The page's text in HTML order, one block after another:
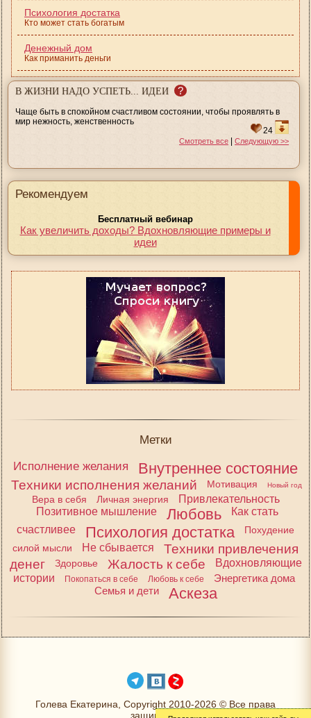
Психология достатка
Кто может стать богатым
Денежный дом
Как приманить деньги
В ЖИЗНИ НАДО УСПЕТЬ... ИДЕИ ?
Чаще быть в спокойном счастливом состоянии, чтобы проявлять в
мир нежность, женственность
24
Смотреть все | Следующую >>
Рекомендуем
Бесплатный вебинар
Как увеличить доходы? Вдохновляющие примеры и
идеи
Метки
Исполнение желания
Внутреннее состояние
Техники исполнения желаний Мотивация Новый год
Вера в себя Личная энергия
Привлекательность
Позитивное мышление
Любовь
Как стать
счастливее
Психология достатка
Похудение
силой мысли
Не сбывается
Техники привлечения
денег
Здоровье Жалость к себе
Вдохновляющие
истории
Покопаться в себе Любовь к себе
Энергетика дома
Семья и дети
Аскеза
Голева Екатерина, Copyright 2010-2026 © Все права
защищены